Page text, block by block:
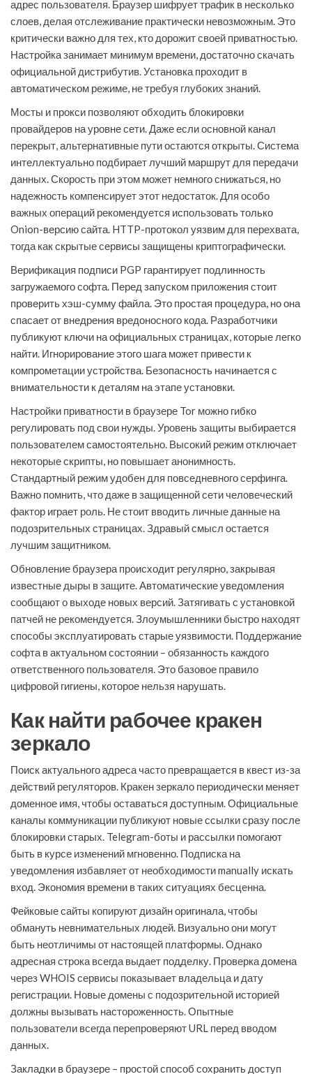
адрес пользователя. Браузер шифрует трафик в несколько
слоев, делая отслеживание практически невозможным. Это
критически важно для тех, кто дорожит своей приватностью.
Настройка занимает минимум времени, достаточно скачать
официальной дистрибутив. Установка проходит в
автоматическом режиме, не требуя глубоких знаний.
Мосты и прокси позволяют обходить блокировки
провайдеров на уровне сети. Даже если основной канал
перекрыт, альтернативные пути остаются открыты. Система
интеллектуально подбирает лучший маршрут для передачи
данных. Скорость при этом может немного снижаться, но
надежность компенсирует этот недостаток. Для особо
важных операций рекомендуется использовать только
Onion-версию сайта. HTTP-протокол уязвим для перехвата,
тогда как скрытые сервисы защищены криптографически.
Верификация подписи PGP гарантирует подлинность
загружаемого софта. Перед запуском приложения стоит
проверить хэш-сумму файла. Это простая процедура, но она
спасает от внедрения вредоносного кода. Разработчики
публикуют ключи на официальных страницах, которые легко
найти. Игнорирование этого шага может привести к
компрометации устройства. Безопасность начинается с
внимательности к деталям на этапе установки.
Настройки приватности в браузере Tor можно гибко
регулировать под свои нужды. Уровень защиты выбирается
пользователем самостоятельно. Высокий режим отключает
некоторые скрипты, но повышает анонимность.
Стандартный режим удобен для повседневного серфинга.
Важно помнить, что даже в защищенной сети человеческий
фактор играет роль. Не стоит вводить личные данные на
подозрительных страницах. Здравый смысл остается
лучшим защитником.
Обновление браузера происходит регулярно, закрывая
известные дыры в защите. Автоматические уведомления
сообщают о выходе новых версий. Затягивать с установкой
патчей не рекомендуется. Злоумышленники быстро находят
способы эксплуатировать старые уязвимости. Поддержание
софта в актуальном состоянии – обязанность каждого
ответственного пользователя. Это базовое правило
цифровой гигиены, которое нельзя нарушать.
Как найти рабочее кракен
зеркало
Поиск актуального адреса часто превращается в квест из-за
действий регуляторов. Кракен зеркало периодически меняет
доменное имя, чтобы оставаться доступным. Официальные
каналы коммуникации публикуют новые ссылки сразу после
блокировки старых. Telegram-боты и рассылки помогают
быть в курсе изменений мгновенно. Подписка на
уведомления избавляет от необходимости manually искать
вход. Экономия времени в таких ситуациях бесценна.
Фейковые сайты копируют дизайн оригинала, чтобы
обмануть невнимательных людей. Визуально они могут
быть неотличимы от настоящей платформы. Однако
адресная строка всегда выдает подделку. Проверка домена
через WHOIS сервисы показывает владельца и дату
регистрации. Новые домены с подозрительной историей
должны вызывать настороженность. Опытные
пользователи всегда перепроверяют URL перед вводом
данных.
Закладки в браузере – простой способ сохранить доступ